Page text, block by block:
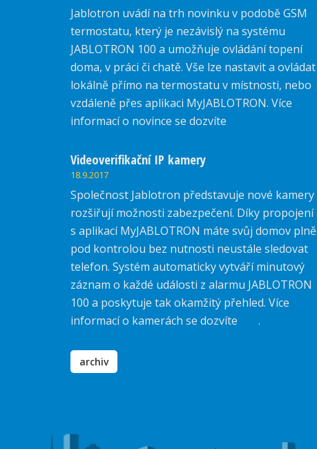
Jablotron uvádí na trh novinku v podobě GSM
termostatu, který je nezávislý na systému
JABLOTRON 100 a umožňuje ovládání topení
doma, v práci či chatě. Vše lze nastavit a ovládat
lokálně přímo na termostatu v místnosti, nebo
vzdáleně přes aplikaci MyJABLOTRON. Více
informací o novince se dozvíte
Videoverifikační IP kamery
18.9.2017
Společnost Jablotron představuje nové kamery
rozšiřují možnosti zabezpečení. Díky propojení
s aplikací MyJABLOTRON máte svůj domov plně
pod kontrolou bez nutnosti neustále sledovat
telefon. Systém automaticky vytváří minutový
záznam o každé události z alarmu JABLOTRON
100 a poskytuje tak okamžitý přehled. Více
informací o kamerách se dozvíte
.
archiv